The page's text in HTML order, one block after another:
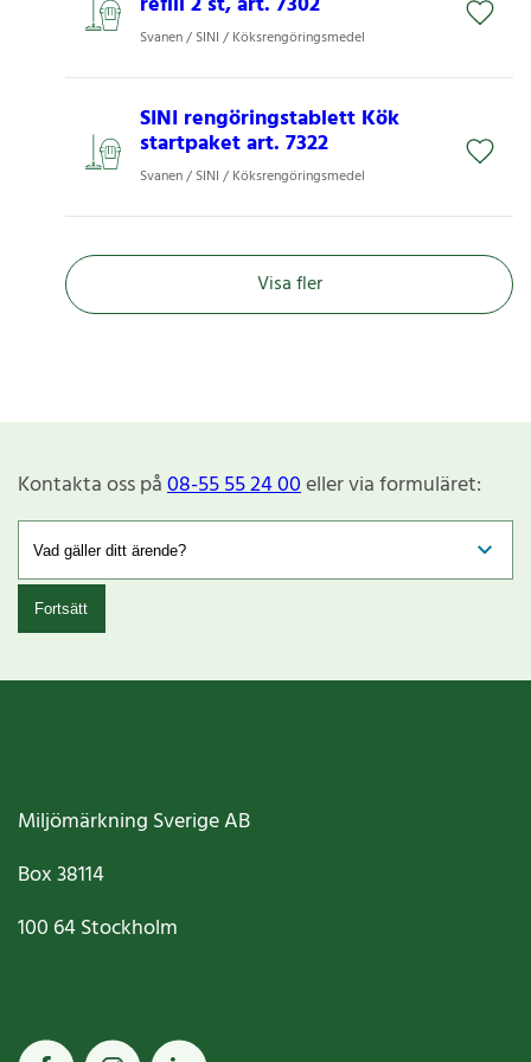
Svanen / SINI / Köksrengöringsmedel
SINI rengöringstablett Kök
startpaket art. 7322
Svanen / SINI / Köksrengöringsmedel
Visa fler
Kontakta oss på08-55 55 24 00eller via formuläret:
Fortsätt
Miljömärkning Sverige AB
Box38114
100 64Stockholm